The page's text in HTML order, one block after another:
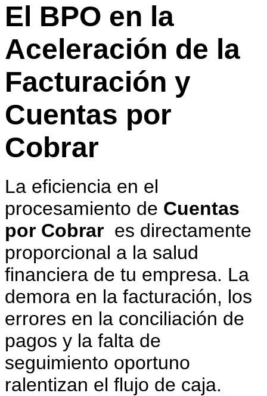
El BPO en la
Aceleración de la
Facturación y
Cuentas por
Cobrar
La eficiencia en el
procesamiento de Cuentas
por Cobrar es directamente
proporcional a la salud
financiera de tu empresa. La
demora en la facturación, los
errores en la conciliación de
pagos y la falta de
seguimiento oportuno
ralentizan el flujo de caja.